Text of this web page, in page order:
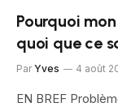
Pourquoi
quoi que ce
Par Yves 4 août
EN BREF